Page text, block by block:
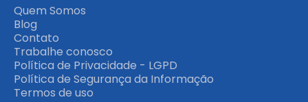
Quem Somos
Blog
Contato
Trabalhe conosco
Política de Privacidade - LGPD
Política de Segurança da Informação
Termos de uso